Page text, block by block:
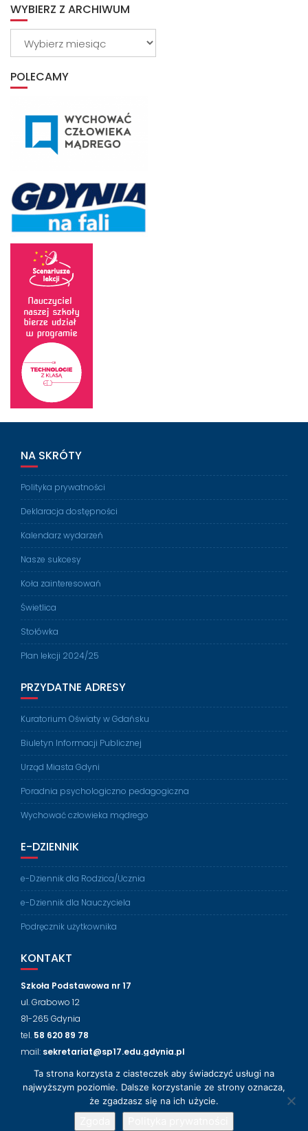
WYBIERZ Z ARCHIWUM
POLECAMY
NA SKRÓTY
Polityka prywatności
Deklaracja dostępności
Kalendarz wydarzeń
Nasze sukcesy
Koła zainteresowań
Świetlica
Stołówka
Plan lekcji 2024/25
PRZYDATNE ADRESY
Kuratorium Oświaty w Gdańsku
Biuletyn Informacji Publicznej
Urząd Miasta Gdyni
Poradnia psychologiczno pedagogiczna
Wychować człowieka mądrego
E-DZIENNIK
e-Dziennik dla Rodzica/Ucznia
e-Dziennik dla Nauczyciela
Podręcznik użytkownika
KONTAKT
Szkoła Podstawowa nr 17
ul. Grabowo 12
81-265 Gdynia
tel. 58 620 89 78
mail: sekretariat@sp17.edu.gdynia.pl
NASZ FACEBOOK
Ta strona korzysta z ciasteczek aby świadczyć usługi na
najwyższym poziomie. Dalsze korzystanie ze strony oznacza,
że zgadzasz się na ich użycie.